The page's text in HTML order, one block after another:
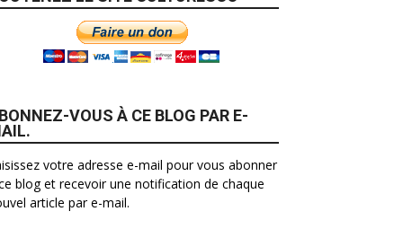
VOUS À CE BLOG PAR E-
votre adresse e-mail pour vous abonner
blog et recevoir une notification de chaque
article par e-mail.